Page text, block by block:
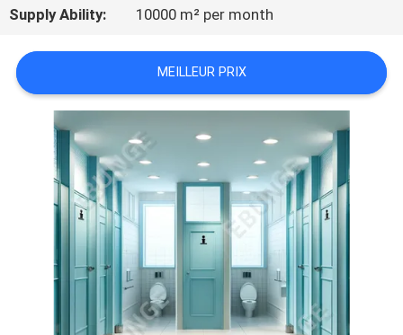
NOUS
NOUVELLES
DEMANDEZ
CITATION
Supply Ability: 10000 m² per month
MEILLEUR PRIX